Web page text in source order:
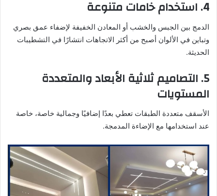
4. استخدام خامات متنوعة
الدمج بين الجبس والخشب أو المعادن الخفيفة لإضفاء عمق بصري
وتباين في الألوان أصبح من أكثر الاتجاهات انتشارًا في التشطيبات
الحديثة.
5. التصاميم ثلاثية الأبعاد والمتعددة
المستويات
الأسقف متعددة الطبقات تعطي بعدًا إضافيًا وجمالية خاصة، خاصة
عند استخدامها مع الإضاءة المدمجة.